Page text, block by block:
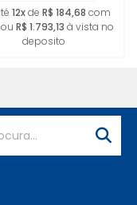
12xde R$ 184,68 com
R$ 1.793,13 à vista no
deposito